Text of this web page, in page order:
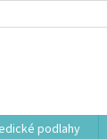
podlahy